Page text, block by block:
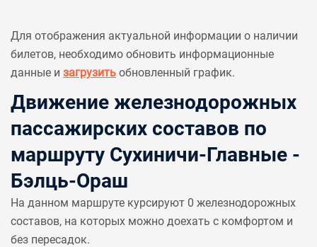
Для отображения актуальной информации о наличии
билетов, необходимо обновить информационные
данные и загрузить обновленный график.
Движение железнодорожных
пассажирских составов по
маршруту Сухиничи-Главные -
Бэлць-Ораш
На данном маршруте курсируют 0 железнодорожных
составов, на которых можно доехать с комфортом и
без пересадок.